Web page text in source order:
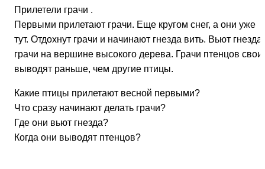
Прилетели грачи .
Первыми прилетают грачи. Еще кругом снег, а они уже
тут. Отдохнут грачи и начинают гнезда вить. Вьют гнезда
грачи на вершине высокого дерева. Грачи птенцов
выводят раньше, чем другие птицы.
Какие птицы прилетают весной первыми?
Что сразу начинают делать грачи?
Где они вьют гнезда?
Когда они выводят птенцов?